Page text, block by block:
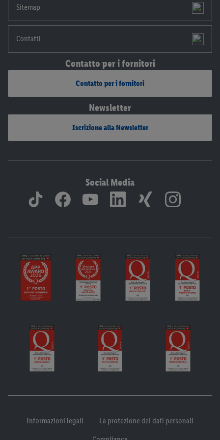
Sitemap
Contatti
Contatto per i fornitori
Contatto per i fornitori
Newsletter
Iscrizione alla Newsletter
Social Media
Informazioni legali
La protezione dei dati personali